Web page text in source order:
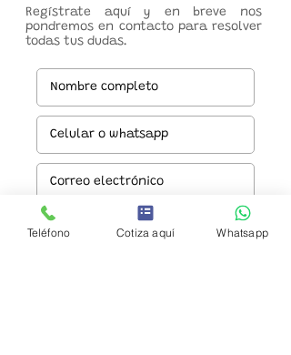
Regístrate aquí y en breve nos
pondremos en contacto para resolver
todas tus dudas.
Teléfono Cotiza aquí Whatsapp